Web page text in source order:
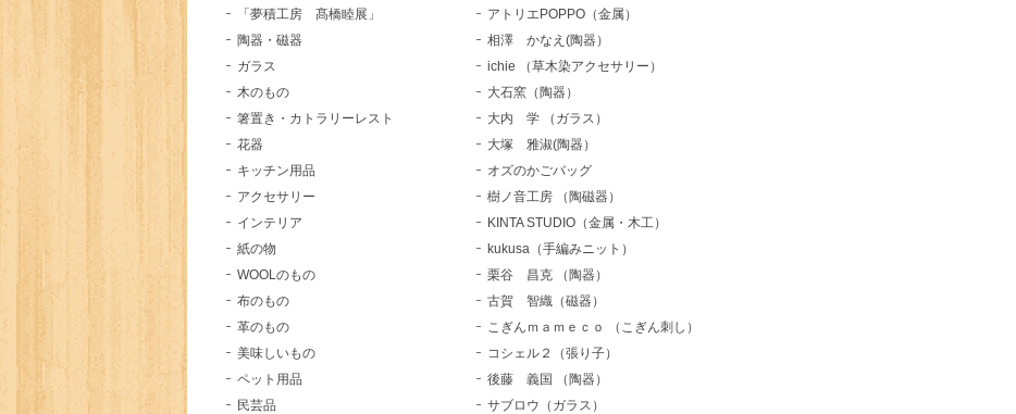
「夢積工房 髙橋睦展」
陶器・磁器
ガラス
木のもの
箸置き・カトラリーレスト
花器
キッチン用品
アクセサリー
インテリア
紙の物
WOOLのもの
布のもの
革のもの
美味しいもの
ペット用品
民芸品
アトリエPOPPO（金属）
相澤 かなえ(陶器）
ichie （草木染アクセサリー）
大石窯（陶器）
大内 学 （ガラス）
大塚 雅淑(陶器）
オズのかごバッグ
樹ノ音工房 （陶磁器）
KINTA STUDIO（金属・木工）
kukusa（手編みニット）
栗谷 昌克 （陶器）
古賀 智織（磁器）
こぎんｍａｍｅｃｏ （こぎん刺し）
コシェル２（張り子）
後藤 義国 （陶器）
サブロウ（ガラス）